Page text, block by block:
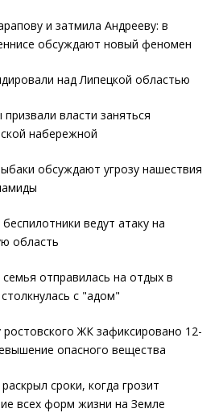
и затмила Андрееву: в
обсуждают новый феномен
над Липецкой областью
власти заняться
набережной
обсуждают угрозу нашествия
ведут атаку на
область
семья отправилась на отдых в
столкнулась с "адом"
ростовского ЖК зафиксировано 12-
опасного вещества
сроки, когда грозит
всех форм жизни на Земле